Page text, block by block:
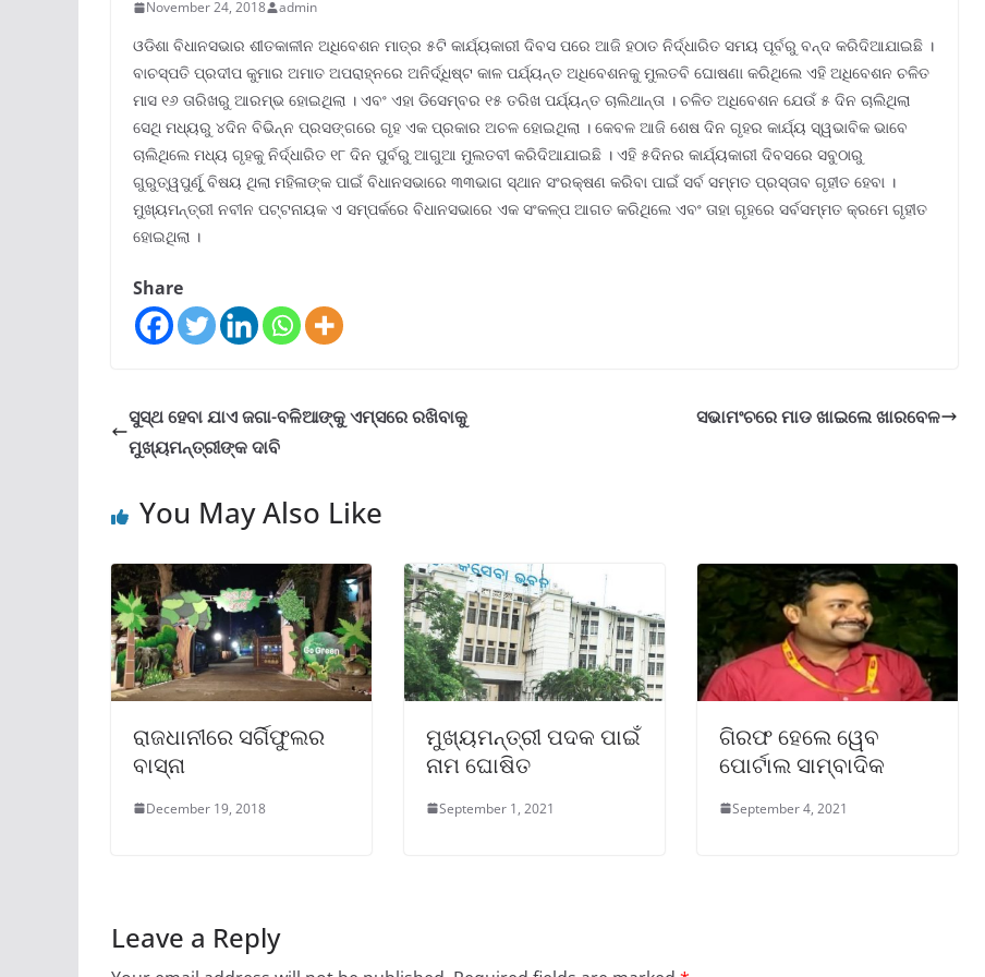
November 24, 2018 admin
ଓଡିଶା ବିଧାନସଭାର ଶୀତକାଳୀନ ଅଧିବେଶନ ମାତ୍ର ୫ଟି କାର୍ଯ୍ୟକାରୀ ଦିବସ ପରେ ଆଜି ହଠାତ ନିର୍ଦ୍ଧାରିତ ସମୟ ପୂର୍ବରୁ ବନ୍ଦ କରିଦିଆଯାଇଛି ।
ବାଚସ୍ପତି ପ୍ରଦୀପ କୁମାର ଅମାତ ଅପରାହ୍ନରେ ଅନିର୍ଦ୍ଧିଷ୍ଟ କାଳ ପର୍ଯ୍ୟନ୍ତ ଅଧିବେଶନକୁ ମୁଲତବି ଘୋଷଣା କରିଥିଲେ ଏହି ଅଧିବେଶନ ଚଳିତ
ମାସ ୧୬ ତାରିଖରୁ ଆରମ୍ଭ ହୋଇଥିଲା । ଏବଂ ଏହା ଡିସେମ୍ବର ୧୫ ତରିଖ ପର୍ଯ୍ୟନ୍ତ ଚାଲିଥାନ୍ତା । ଚଳିତ ଅଧିବେଶନ ଯେଉଁ ୫ ଦିନ ଚାଲିଥିଲା
ସେଥି ମଧ୍ୟରୁ ୪ଦିନ ବିଭିନ୍ନ ପ୍ରସଙ୍ଗରେ ଗୃହ ଏକ ପ୍ରକାର ଅଚଳ ହୋଇଥିଲା । କେବଳ ଆଜି ଶେଷ ଦିନ ଗୃହର କାର୍ଯ୍ୟ ସ୍ୱଭାବିକ ଭାବେ
ଚାଲିଥିଲେ ମଧ୍ୟ ଗୃହକୁ ନିର୍ଦ୍ଧାରିତ ୧୮ ଦିନ ପୁର୍ବରୁ ଆଗୁଆ ମୁଲତବୀ କରିଦିଆଯାଇଛି । ଏହି ୫ଦିନର କାର୍ଯ୍ୟକାରୀ ଦିବସରେ ସବୁଠାରୁ
ଗୁରୁତ୍ୱପୁର୍ଣୃୂ ବିଷୟ ଥିଲା ମହିଳାଙ୍କ ପାଇଁ ବିଧାନସଭାରେ ୩୩ଭାଗ ସ୍ଥାନ ସଂରକ୍ଷଣ କରିବା ପାଇଁ ସର୍ବ ସମ୍ମତ ପ୍ରସ୍ତାବ ଗୃହୀତ ହେବା ।
ମୁଖ୍ୟମନ୍ତ୍ରୀ ନବୀନ ପଟ୍ଟନାୟକ ଏ ସମ୍ପର୍କରେ ବିଧାନସଭାରେ ଏକ ସଂକଳ୍ପ ଆଗତ କରିଥିଲେ ଏବଂ ତାହା ଗୃହରେ ସର୍ବସମ୍ମତ କ୍ରମେ ଗୃହୀତ
ହୋଇଥିଲା ।
Share
ସୁସ୍ଥ ହେବା ଯାଏ ଜଗା-ବଳିଆଙ୍କୁ ଏମ୍ସରେ ରଖିବାକୁ
ମୁଖ୍ୟମନ୍ତ୍ରୀଙ୍କ ଦାବି
ସଭାମଂଚରେ ମାଡ ଖାଇଲେ ଖାରବେଳ
You May Also Like
ରାଜଧାନୀରେ ସର୍ଗିଫୁଲର
ବାସ୍ନା
December 19, 2018
ମୁଖ୍ୟମନ୍ତ୍ରୀ ପଦକ ପାଇଁ
ନାମ ଘୋଷିତ
September 1, 2021
ଗିରଫ ହେଲେ ୱେବ
ପୋର୍ଟାଲ ସାମ୍ବାଦିକ
September 4, 2021
Leave a Reply